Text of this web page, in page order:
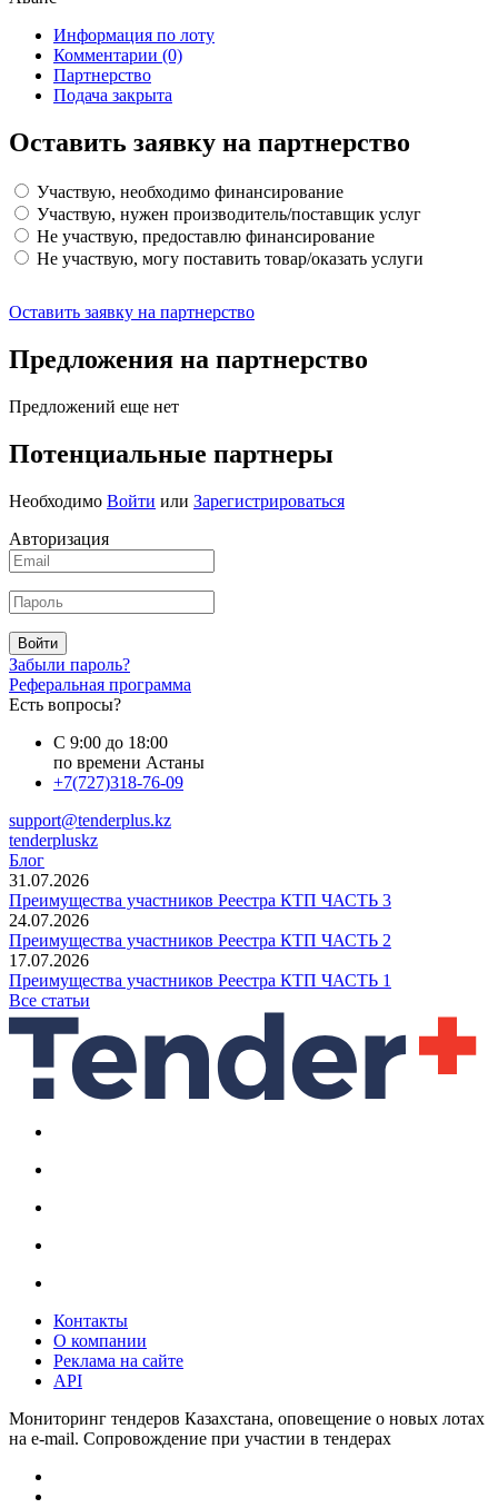
Информация по лоту
Комментарии (0)
Партнерство
Подача закрыта
Оставить заявку на партнерство
Участвую, необходимо финансирование
Участвую, нужен производитель/поставщик услуг
Не участвую, предоставлю финансирование
Не участвую, могу поставить товар/оказать услуги
Оставить заявку на партнерство
Предложения на партнерство
Предложений еще нет
Потенциальные партнеры
Необходимо Войти или Зарегистрироваться
Авторизация
Войти
Забыли пароль?
Реферальная программа
Есть вопросы?
С 9:00 до 18:00
по времени Астаны
+7(727)318-76-09
support@tenderplus.kz
tenderpluskz
Блог
31.07.2026
Преимущества участников Реестра КТП ЧАСТЬ 3
24.07.2026
Преимущества участников Реестра КТП ЧАСТЬ 2
17.07.2026
Преимущества участников Реестра КТП ЧАСТЬ 1
Все статьи
Контакты
О компании
Реклама на сайте
API
Мониторинг тендеров Казахстана, оповещение о новых лотах
на e-mail. Сопровождение при участии в тендерах